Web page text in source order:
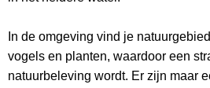
In de omgeving vind je
vogels en planten, waardoor een
natuurbeleving wordt. Er zijn maar